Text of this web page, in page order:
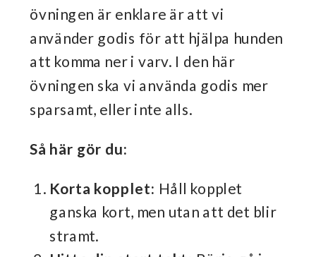
övningen är enklare är att vi
använder godis för att hjälpa hunden
att komma ner i varv. I den här
övningen ska vi använda godis mer
sparsamt, eller inte alls.
Så här gör du:
Korta kopplet: Håll kopplet
ganska kort, men utan att det blir
stramt.